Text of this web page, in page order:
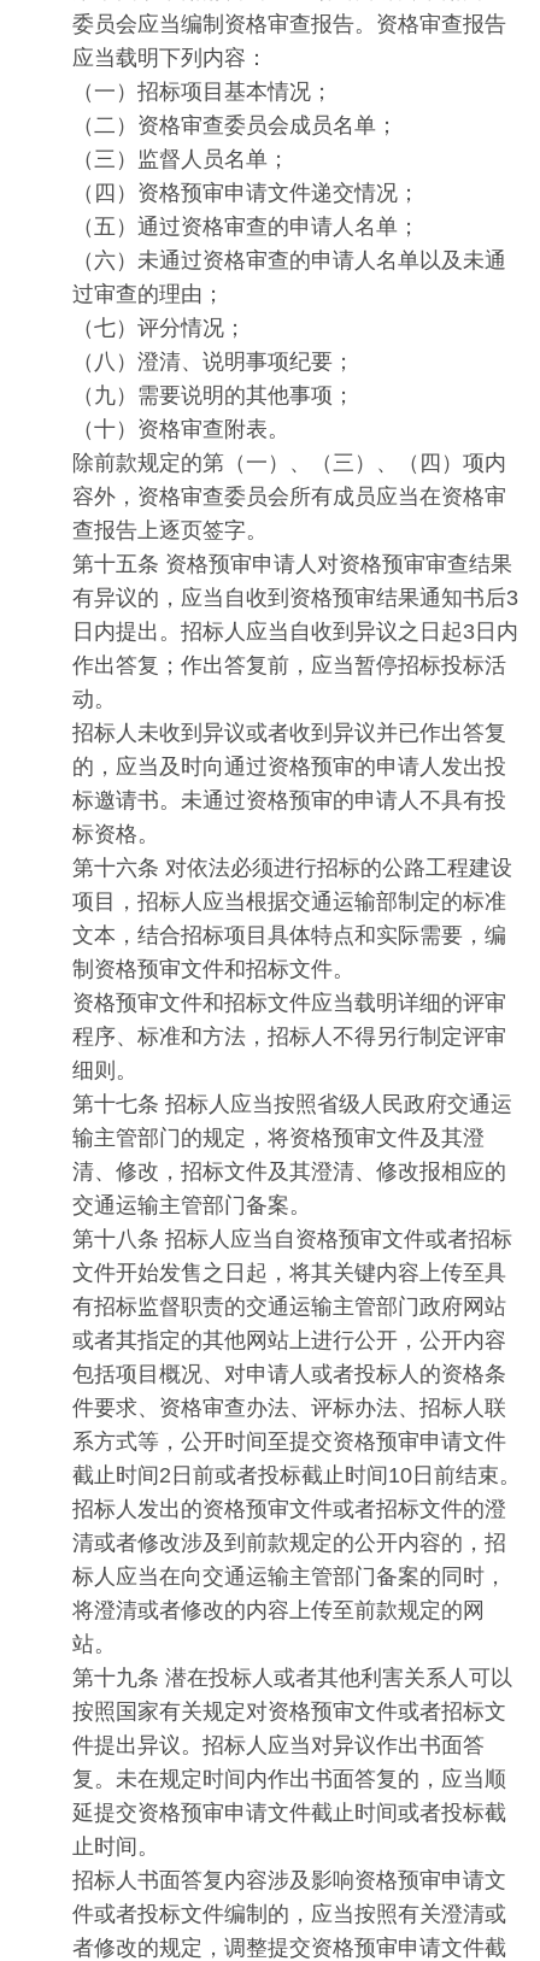
委员会应当编制资格审查报告。资格审查报告
应当载明下列内容：
（一）招标项目基本情况；
（二）资格审查委员会成员名单；
（三）监督人员名单；
（四）资格预审申请文件递交情况；
（五）通过资格审查的申请人名单；
（六）未通过资格审查的申请人名单以及未通
过审查的理由；
（七）评分情况；
（八）澄清、说明事项纪要；
（九）需要说明的其他事项；
（十）资格审查附表。
除前款规定的第（一）、（三）、（四）项内
容外，资格审查委员会所有成员应当在资格审
查报告上逐页签字。
第十五条 资格预审申请人对资格预审审查结果
有异议的，应当自收到资格预审结果通知书后3
日内提出。招标人应当自收到异议之日起3日内
作出答复；作出答复前，应当暂停招标投标活
动。
招标人未收到异议或者收到异议并已作出答复
的，应当及时向通过资格预审的申请人发出投
标邀请书。未通过资格预审的申请人不具有投
标资格。
第十六条 对依法必须进行招标的公路工程建设
项目，招标人应当根据交通运输部制定的标准
文本，结合招标项目具体特点和实际需要，编
制资格预审文件和招标文件。
资格预审文件和招标文件应当载明详细的评审
程序、标准和方法，招标人不得另行制定评审
细则。
第十七条 招标人应当按照省级人民政府交通运
输主管部门的规定，将资格预审文件及其澄
清、修改，招标文件及其澄清、修改报相应的
交通运输主管部门备案。
第十八条 招标人应当自资格预审文件或者招标
文件开始发售之日起，将其关键内容上传至具
有招标监督职责的交通运输主管部门政府网站
或者其指定的其他网站上进行公开，公开内容
包括项目概况、对申请人或者投标人的资格条
件要求、资格审查办法、评标办法、招标人联
系方式等，公开时间至提交资格预审申请文件
截止时间2日前或者投标截止时间10日前结束。
招标人发出的资格预审文件或者招标文件的澄
清或者修改涉及到前款规定的公开内容的，招
标人应当在向交通运输主管部门备案的同时，
将澄清或者修改的内容上传至前款规定的网
站。
第十九条 潜在投标人或者其他利害关系人可以
按照国家有关规定对资格预审文件或者招标文
件提出异议。招标人应当对异议作出书面答
复。未在规定时间内作出书面答复的，应当顺
延提交资格预审申请文件截止时间或者投标截
止时间。
招标人书面答复内容涉及影响资格预审申请文
件或者投标文件编制的，应当按照有关澄清或
者修改的规定，调整提交资格预审申请文件截